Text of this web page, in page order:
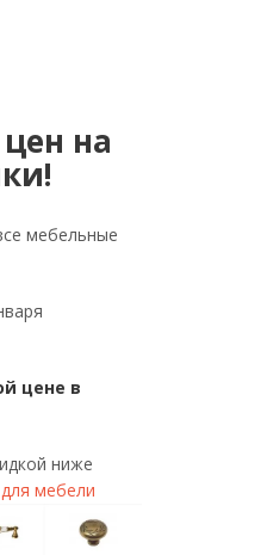
на
мебельные
цене в
ниже
мебели